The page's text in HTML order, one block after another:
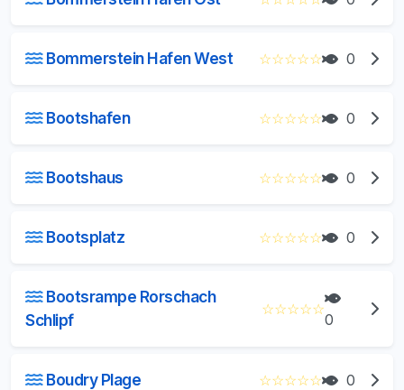
Bommerstein Hafen West ☆☆☆☆☆ 0
Bootshafen ☆☆☆☆☆ 0
Bootshaus ☆☆☆☆☆ 0
Bootsplatz ☆☆☆☆☆ 0
Bootsrampe Rorschach
Schlipf
☆☆☆☆☆
0
Boudry Plage ☆☆☆☆☆ 0